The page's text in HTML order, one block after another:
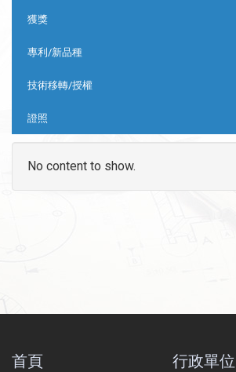
獲獎
專利/新品種
技術移轉/授權
證照
No content to show.
首頁 行政單位